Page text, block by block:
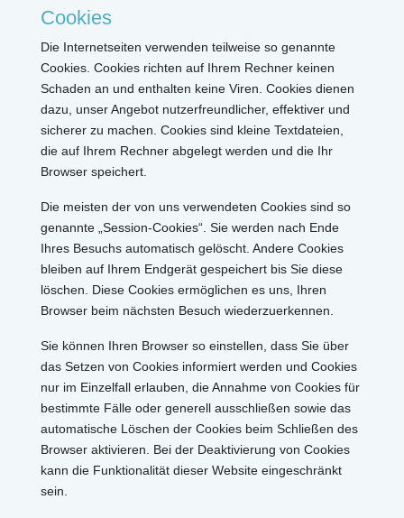
Cookies
Die Internetseiten verwenden teilweise so genannte
Cookies. Cookies richten auf Ihrem Rechner keinen
Schaden an und enthalten keine Viren. Cookies dienen
dazu, unser Angebot nutzerfreundlicher, effektiver und
sicherer zu machen. Cookies sind kleine Textdateien,
die auf Ihrem Rechner abgelegt werden und die Ihr
Browser speichert.
Die meisten der von uns verwendeten Cookies sind so
genannte „Session-Cookies“. Sie werden nach Ende
Ihres Besuchs automatisch gelöscht. Andere Cookies
bleiben auf Ihrem Endgerät gespeichert bis Sie diese
löschen. Diese Cookies ermöglichen es uns, Ihren
Browser beim nächsten Besuch wiederzuerkennen.
Sie können Ihren Browser so einstellen, dass Sie über
das Setzen von Cookies informiert werden und Cookies
nur im Einzelfall erlauben, die Annahme von Cookies für
bestimmte Fälle oder generell ausschließen sowie das
automatische Löschen der Cookies beim Schließen des
Browser aktivieren. Bei der Deaktivierung von Cookies
kann die Funktionalität dieser Website eingeschränkt
sein.